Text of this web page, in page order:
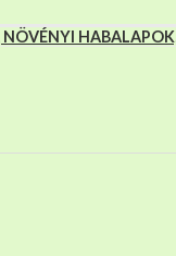
NÖVÉNYI